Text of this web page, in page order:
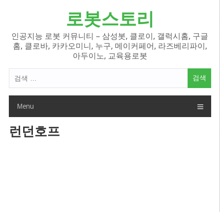
로봇스토리
인공지능 로봇 커뮤니티 – 삼성봇, 클로이, 갤럭시홈, 구글
홈, 클로바, 카카오미니, 누구, 메이커페어, 라즈베리파이,
아두이노, 교육용로봇
색
Menu
런던호프